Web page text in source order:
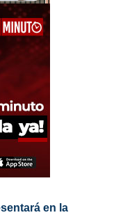
en la